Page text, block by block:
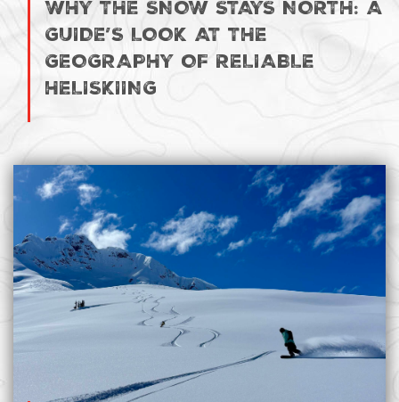
WHY THE SNOW STAYS NORTH: A
GUIDE’S LOOK AT THE
GEOGRAPHY OF RELIABLE
HELISKIING